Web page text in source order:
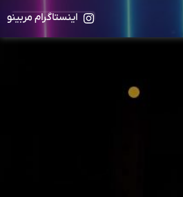
اینستاگرام مربینو